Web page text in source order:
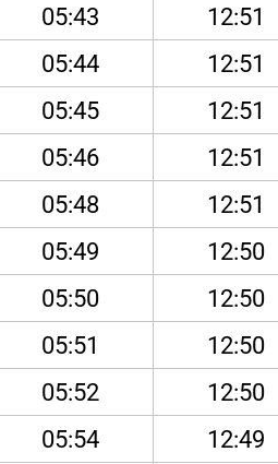
05:43 12:51
05:44 12:51
05:45 12:51
05:46 12:51
05:48 12:51
05:49 12:50
05:50 12:50
05:51 12:50
05:52 12:50
05:54 12:49